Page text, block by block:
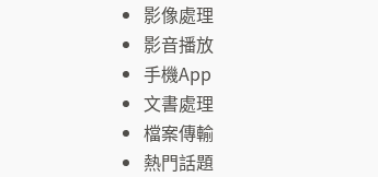
影像處理
影音播放
手機App
文書處理
檔案傳輸
熱門話題